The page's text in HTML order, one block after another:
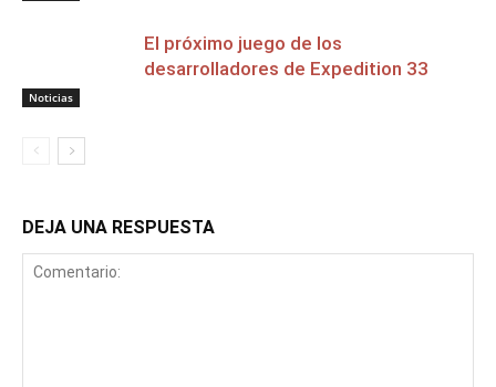
Noticias
El próximo juego de los
desarrolladores de Expedition 33
DEJA UNA RESPUESTA